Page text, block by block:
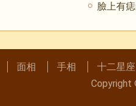
臉上有
面相 手相 十二星座
Copyright